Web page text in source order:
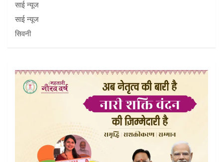
साई न्यूज
साई न्यूज
सिवनी